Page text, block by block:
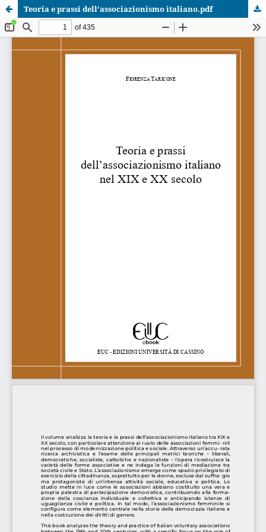
Teoria e prassi dell'associazionismo italiano.pdf